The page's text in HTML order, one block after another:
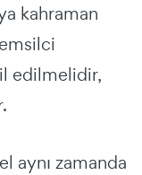
kahraman
edilmelidir,
aynı zamanda